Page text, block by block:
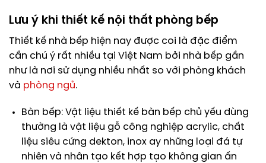
Lưu ý khi thiết kế nội thất phòng bếp
Thiết kế nhà bếp hiện nay được coi là đặc điểm
cần chú ý rất nhiều tại Việt Nam bởi nhà bếp gần
như là nơi sử dụng nhiều nhất so với phòng khách
và phòng ngủ.
Bàn bếp: Vật liệu thiết kế bàn bếp chủ yếu dùng
thường là vật liệu gỗ công nghiệp acrylic, chất
liệu siêu cứng dekton, inox ay những loại đá tự
nhiên và nhân tạo kết hợp tạo không gian ấn